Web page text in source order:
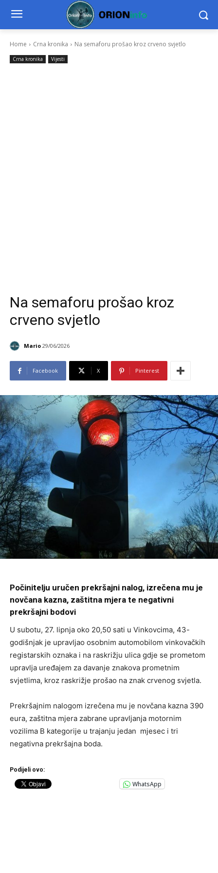
Home Crna kronika Na semaforu prošao kroz crveno svjetlo
Crna kronika Vijesti
Na semaforu prošao kroz
crveno svjetlo
Mario 29/06/2026
Facebook X Pinterest
Počinitelju uručen prekršajni nalog, izrečena mu je
novčana kazna, zaštitna mjera te negativni
prekršajni bodovi
U subotu, 27. lipnja oko 20,50 sati u Vinkovcima, 43-
godišnjak je upravljao osobnim automobilom vinkovačkih
registarskih oznaka i na raskrižju ulica gdje se prometom
upravlja uređajem za davanje znakova prometnim
svjetlima, kroz raskrižje prošao na znak crvenog svjetla.
Prekršajnim nalogom izrečena mu je novčana kazna 390
eura, zaštitna mjera zabrane upravljanja motornim
vozilima B kategorije u trajanju jedan mjesec i tri
negativna prekršajna boda.
Podijeli ovo:
WhatsApp